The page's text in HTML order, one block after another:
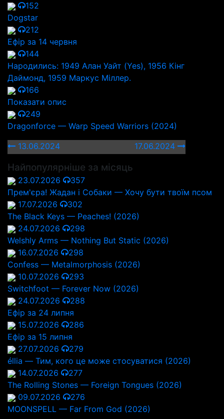
152
Dogstar
212
Ефір за 14 червня
144
Народились: 1949 Алан Уайт (Yes), 1956 Кінг
Даймонд, 1959 Маркус Міллер.
166
Показати опис
249
Dragonforce — Warp Speed Warriors (2024)
13.06.2024
17.06.2024
Найпопулярніше за місяць
23.07.2026
357
Прем'єра! Жадан і Собаки — Хочу бути твоїм псом
17.07.2026
302
The Black Keys — Peaches! (2026)
24.07.2026
298
Welshly Arms — Nothing But Static (2026)
16.07.2026
298
Confess — Metalmorphosis (2026)
10.07.2026
293
Switchfoot — Forever Now (2026)
24.07.2026
288
Ефір за 24 липня
15.07.2026
286
Ефір за 15 липня
27.07.2026
279
éllia — Тим, кого це може стосуватися (2026)
14.07.2026
277
The Rolling Stones — Foreign Tongues (2026)
09.07.2026
276
MOONSPELL — Far From God (2026)